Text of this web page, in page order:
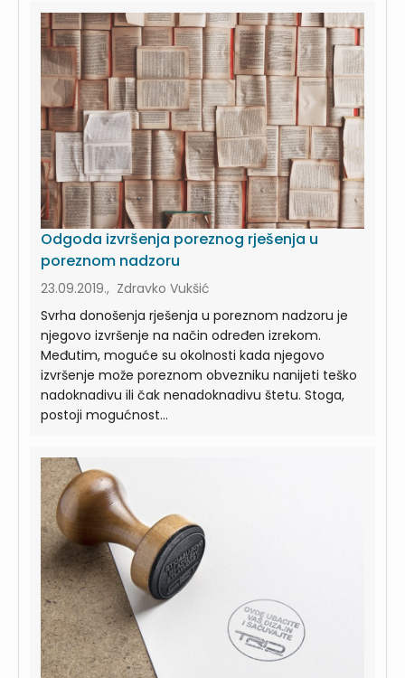
Odgoda izvršenja poreznog rješenja u
poreznom nadzoru
23.09.2019., Zdravko Vukšić
Svrha donošenja rješenja u poreznom nadzoru je
njegovo izvršenje na način određen izrekom.
Međutim, moguće su okolnosti kada njegovo
izvršenje može poreznom obvezniku nanijeti teško
nadoknadivu ili čak nenadoknadivu štetu. Stoga,
postoji mogućnost...